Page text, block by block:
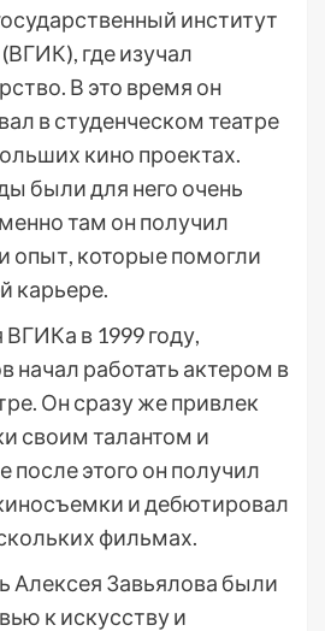
институт
где изучал
В это время он
в студенческом театре
кино проектах.
были для него очень
там он получил
опыт, которые помогли
карьере.
в 1999 году,
начал работать актером в
Он сразу же привлек
своим талантом и
после этого он получил
и дебютировал
фильмах.
Алексея Завьялова были
к искусству и